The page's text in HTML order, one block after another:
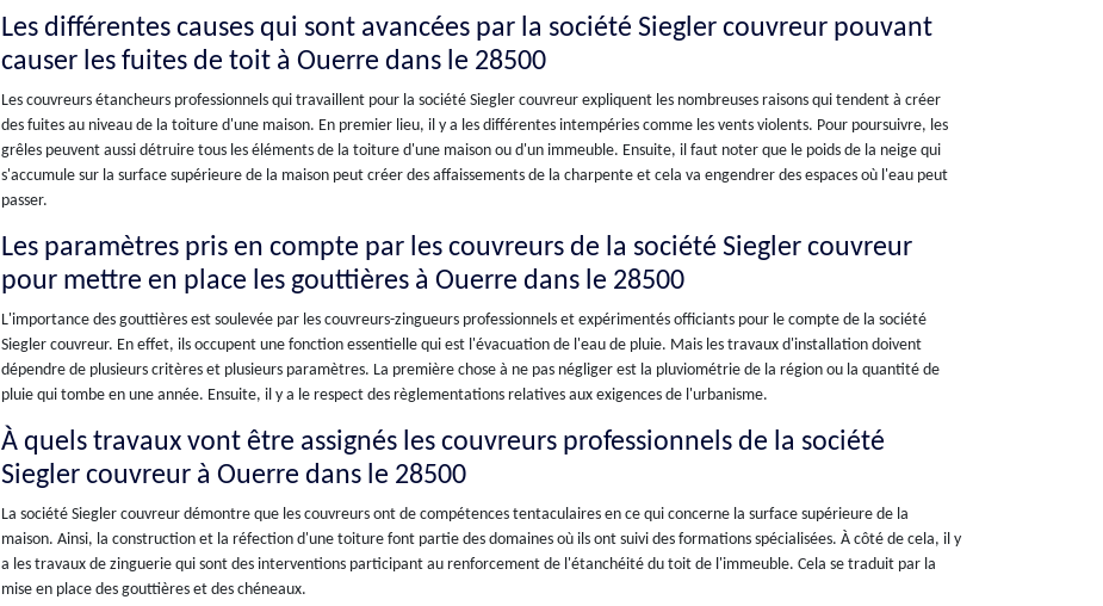
Les différentes causes qui sont avancées par la société Siegler couvreur pouvant
causer les fuites de toit à Ouerre dans le 28500
Les couvreurs étancheurs professionnels qui travaillent pour la société Siegler couvreur expliquent les nombreuses raisons qui tendent à créer
des fuites au niveau de la toiture d'une maison. En premier lieu, il y a les différentes intempéries comme les vents violents. Pour poursuivre, les
grêles peuvent aussi détruire tous les éléments de la toiture d'une maison ou d'un immeuble. Ensuite, il faut noter que le poids de la neige qui
s'accumule sur la surface supérieure de la maison peut créer des affaissements de la charpente et cela va engendrer des espaces où l'eau peut
passer.
Les paramètres pris en compte par les couvreurs de la société Siegler couvreur
pour mettre en place les gouttières à Ouerre dans le 28500
L'importance des gouttières est soulevée par les couvreurs-zingueurs professionnels et expérimentés officiants pour le compte de la société
Siegler couvreur. En effet, ils occupent une fonction essentielle qui est l'évacuation de l'eau de pluie. Mais les travaux d'installation doivent
dépendre de plusieurs critères et plusieurs paramètres. La première chose à ne pas négliger est la pluviométrie de la région ou la quantité de
pluie qui tombe en une année. Ensuite, il y a le respect des règlementations relatives aux exigences de l'urbanisme.
À quels travaux vont être assignés les couvreurs professionnels de la société
Siegler couvreur à Ouerre dans le 28500
La société Siegler couvreur démontre que les couvreurs ont de compétences tentaculaires en ce qui concerne la surface supérieure de la
maison. Ainsi, la construction et la réfection d'une toiture font partie des domaines où ils ont suivi des formations spécialisées. À côté de cela, il y
a les travaux de zinguerie qui sont des interventions participant au renforcement de l'étanchéité du toit de l'immeuble. Cela se traduit par la
mise en place des gouttières et des chéneaux.